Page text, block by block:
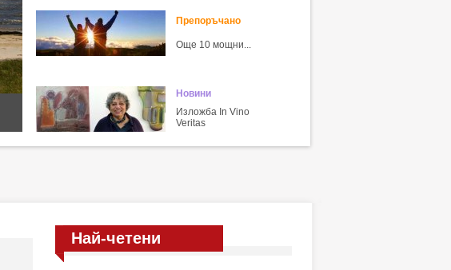
Препоръчано
Още 10 мощни...
Новини
Изложба In Vino
Veritas
Най-четени